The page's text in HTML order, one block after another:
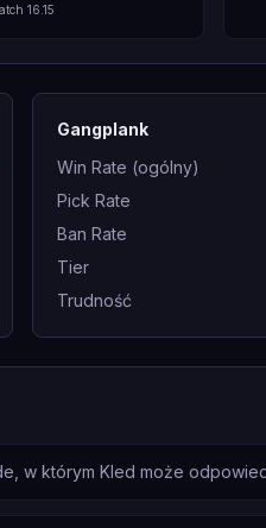
16.15
Gangplank
Win Rate (ogólny)
Pick Rate
Ban Rate
Tier
Trudność
w którym Kled może